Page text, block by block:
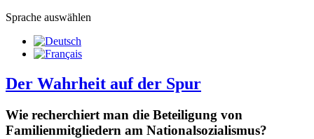
Sprache auswählen
Der Wahrheit auf der Spur
Wie recherchiert man die Beteiligung von
Familienmitgliedern am Nationalsozialismus?